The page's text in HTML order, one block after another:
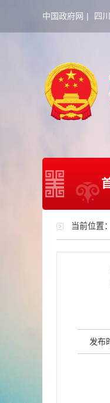
中国政府网 | 四
当前位置：
发布